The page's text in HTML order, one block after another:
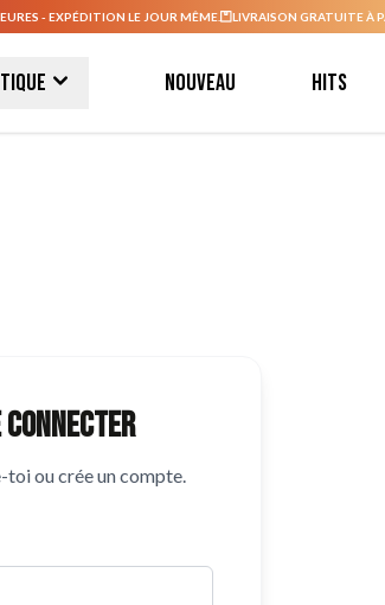
- EXPÉDITION LE JOUR MÊME. LIVRAISON GRATUITE À
Nouveau Hits
connecter
toi ou crée un compte.